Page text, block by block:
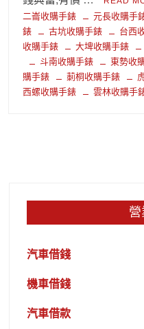
二崙收購手錶 元長收購手
錶
古坑收購手錶 台西
收購手錶
大埤收購手錶
斗南收購手錶
東勢收
購手錶
莿桐收購手錶
西螺收購手錶
雲林收購手
汽車借錢
機車借錢
汽車借款